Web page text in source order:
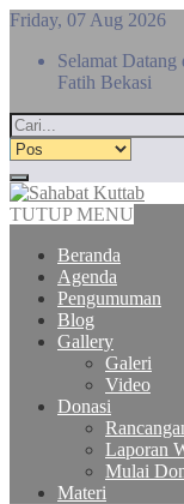
Friday, 07 Aug 2026
Selamat
Fatih Bekasi
TUTUP MENU
Beranda
Agenda
Pengumuman
Blog
Gallery
Galeri
Video
Donasi
Laporan
Mulai
Materi